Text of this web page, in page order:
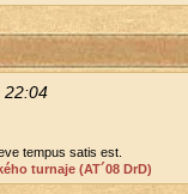
22:04
tem­pus satis est.
tur­na­je (AT´08 DrD)